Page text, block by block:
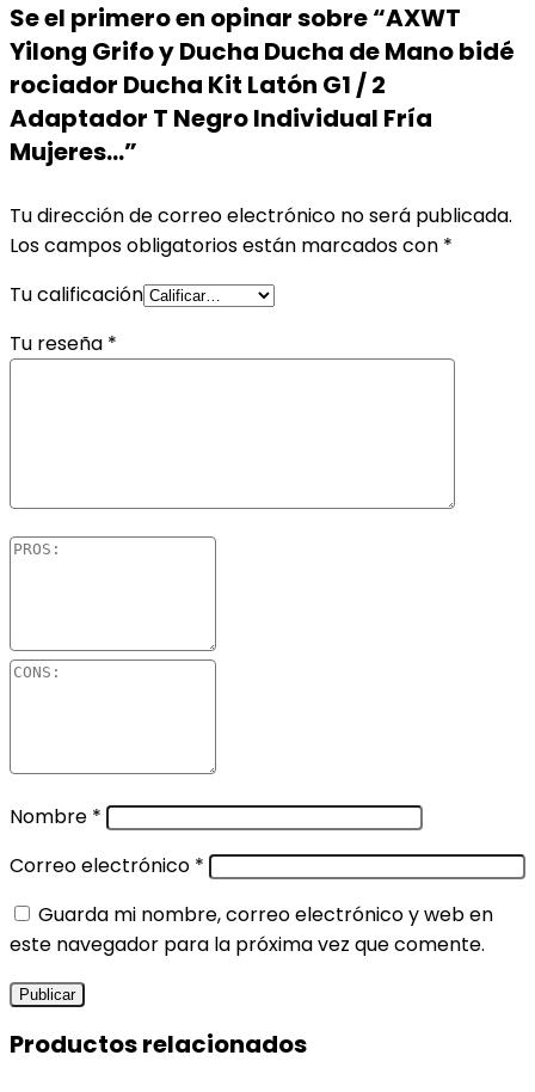
Se el primero en opinar sobre “AXWT
Yilong Grifo y Ducha Ducha de Mano bidé
rociador Ducha Kit Latón G1 / 2
Adaptador T Negro Individual Fría
Mujeres…”
Tu dirección de correo electrónico no será publicada.
Los campos obligatorios están marcados con *
Tu calificación
Tu reseña *
Nombre *
Correo electrónico *
Guarda mi nombre, correo electrónico y web en
este navegador para la próxima vez que comente.
Productos relacionados